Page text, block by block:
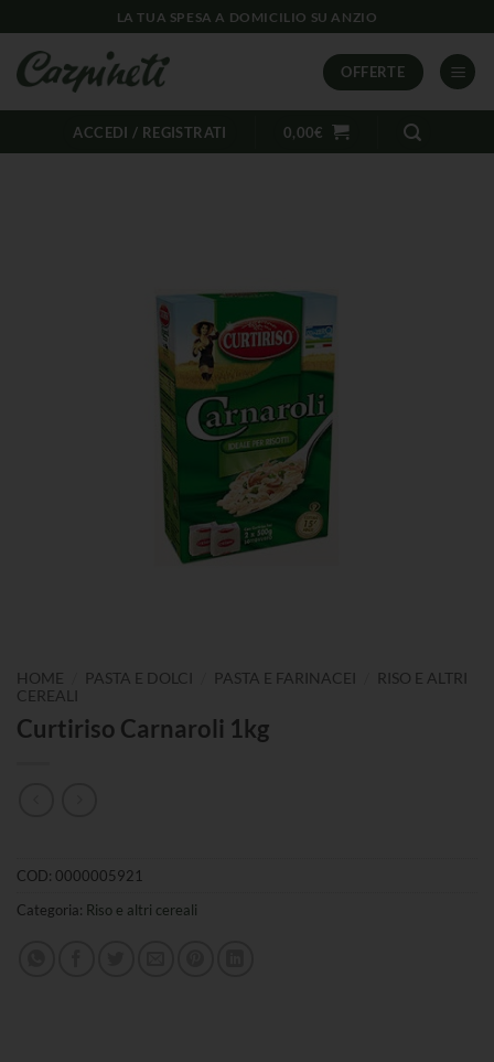
LA TUA SPESA A DOMICILIO SU ANZIO
OFFERTE
ACCEDI / REGISTRATI 0,00€
HOME PASTA E DOLCI PASTA E FARINACEI
RISO E ALTRI
CEREALI
Curtiriso Carnaroli 1kg
COD: 0000005921
Categoria: Riso e altri cereali